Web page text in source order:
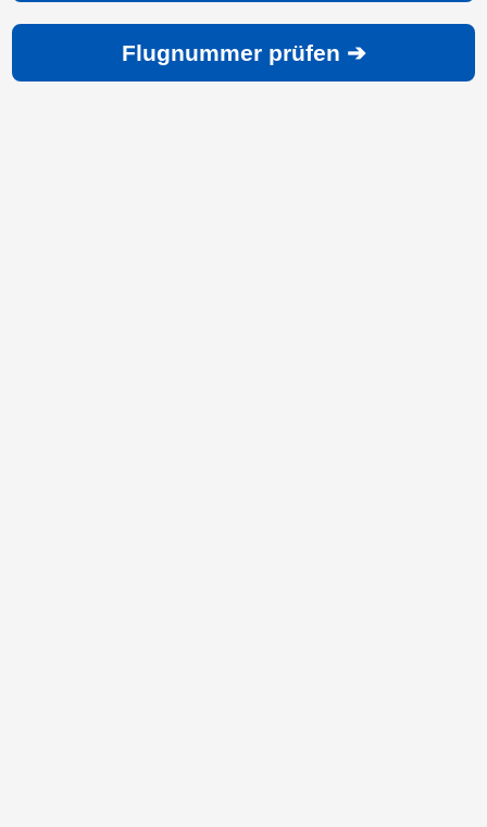
Flugnummer prüfen ➔